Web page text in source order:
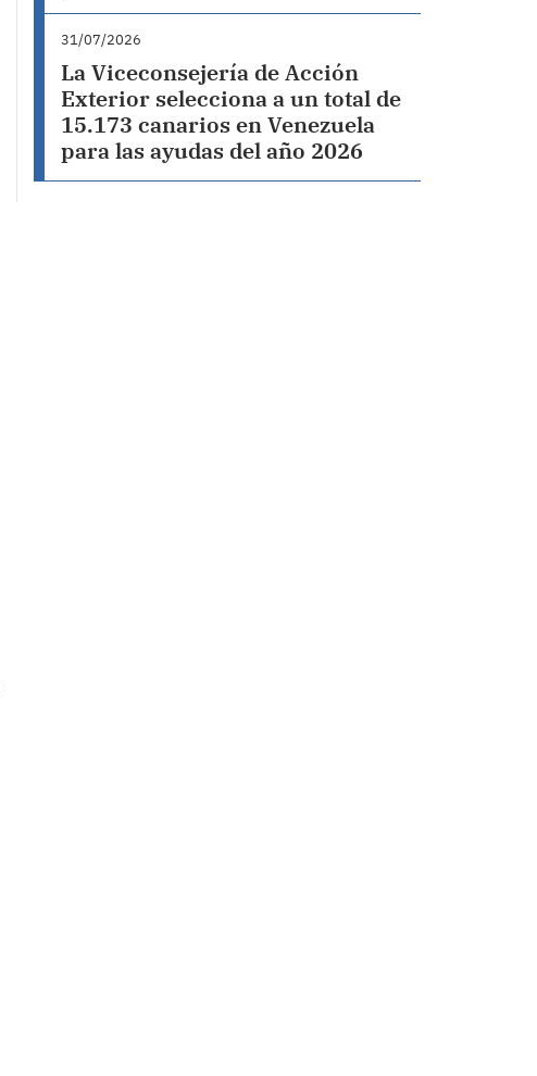
31/07/2026
La Viceconsejería de Acción
Exterior selecciona a un total de
15.173 canarios en Venezuela
para las ayudas del año 2026